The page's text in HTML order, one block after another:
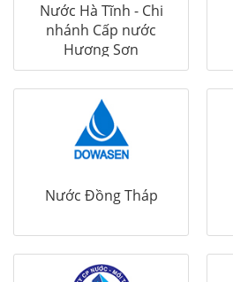
Nước Hà Tĩnh - Chi
nhánh Cấp nước
Hương Sơn
Nước Đồng Tháp